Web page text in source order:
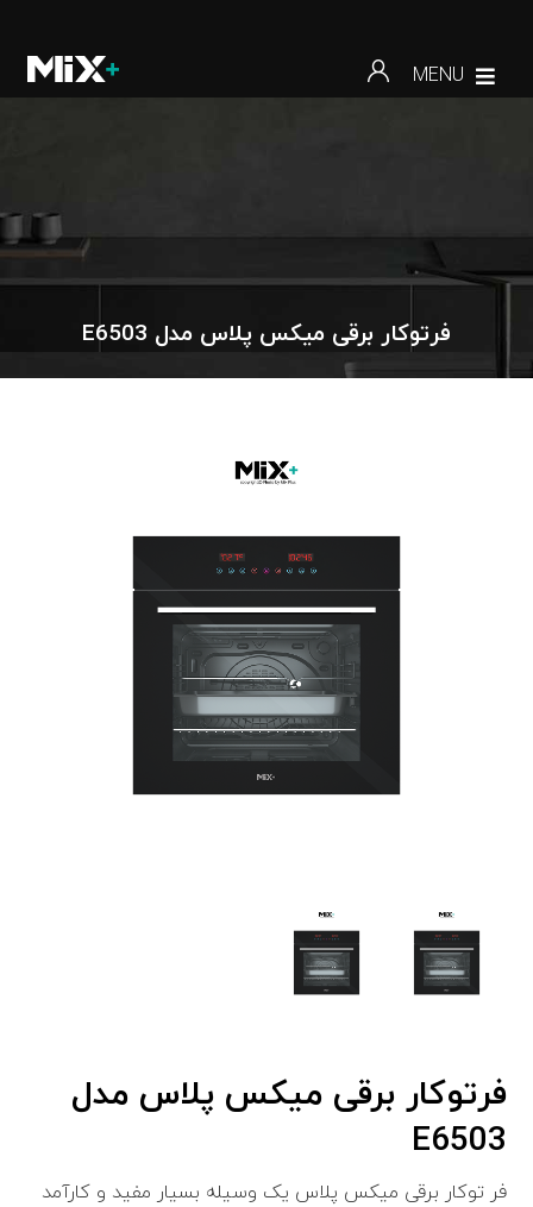
MENU
فرتوکار برقی میکس پلاس مدل E6503
فرتوکار برقی میکس پلاس مدل
E6503
فر توکار برقی میکس پلاس یک وسیله بسیار مفید و کارآمد